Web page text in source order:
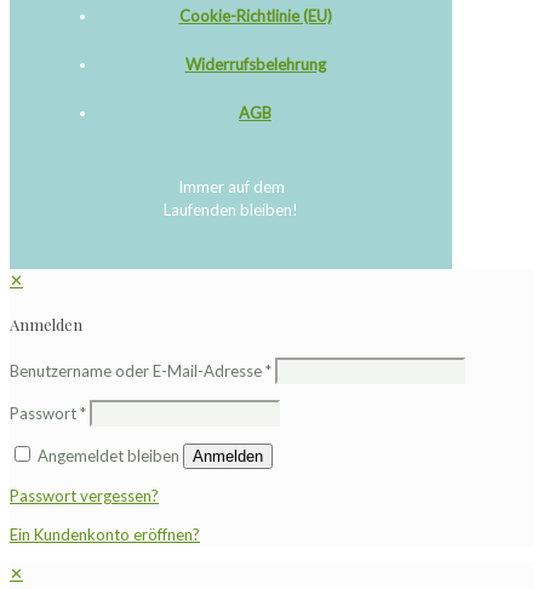
Cookie-Richtlinie (EU)
Widerrufsbelehrung
AGB
Immer auf dem
Laufenden bleiben!
✕
Anmelden
Benutzername oder E-Mail-Adresse*
Passwort*
Angemeldet bleiben Anmelden
Passwort vergessen?
Ein Kundenkonto eröffnen?
✕